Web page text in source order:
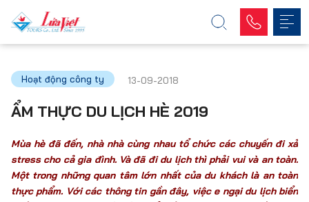
Hoạt động công ty 13-09-2018
ẨM THỰC DU LỊCH HÈ 2019
Mùa hè đã đến, nhà nhà cùng nhau tổ chức các chuyến đi xả
stress cho cả gia đình. Và đã đi du lịch thì phải vui và an toàn.
Một trong những quan tâm lớn nhất của du khách là an toàn
thực phẩm. Với các thông tin gần đây, việc e ngại du lịch biển